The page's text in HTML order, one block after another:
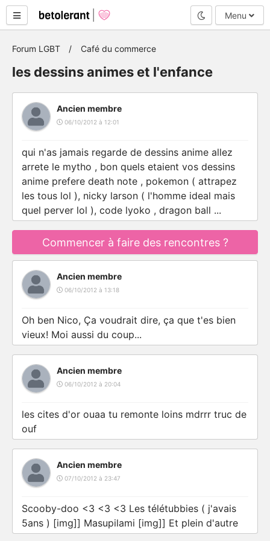
Mode nuit
Menu
Forum LGBT Café du commerce
les dessins animes et l'enfance
Ancien membre
06/10/2012 à 12:01
qui n'as jamais regarde de dessins anime allez
arrete le mytho , bon quels etaient vos dessins
anime prefere death note , pokemon ( attrapez
les tous lol ), nicky larson ( l'homme ideal mais
quel perver lol ), code lyoko , dragon ball ...
Commencer à faire des rencontres ?
Ancien membre
06/10/2012 à 13:18
Oh ben Nico, Ça voudrait dire, ça que t'es bien
vieux! Moi aussi du coup...
Ancien membre
06/10/2012 à 20:04
les cites d'or ouaa tu remonte loins mdrrr truc de
ouf
Ancien membre
07/10/2012 à 23:47
Scooby-doo <3 <3 <3 Les télétubbies ( j'avais
5ans ) [img]] Masupilami [img]] Et plein d'autre